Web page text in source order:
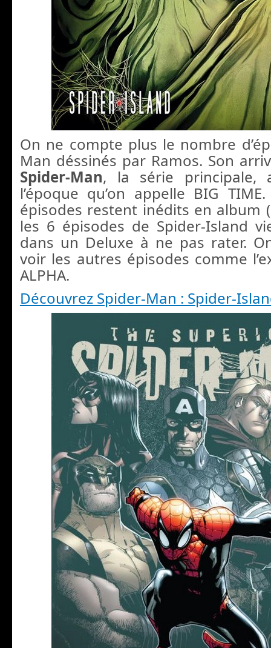
On ne compte plus le nombre
Man déssinés par Ramos. Son
Spider-Man, la série principale,
l’époque qu’on appelle BIG
épisodes restent inédits en album
les 6 épisodes de Spider-Island
dans un Deluxe à ne pas rater.
voir les autres épisodes comme
ALPHA.
Découvrez Spider-Man : Spider-